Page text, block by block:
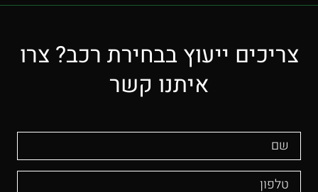
צריכים ייעוץ בבחירת רכב? צרו
איתנו קשר